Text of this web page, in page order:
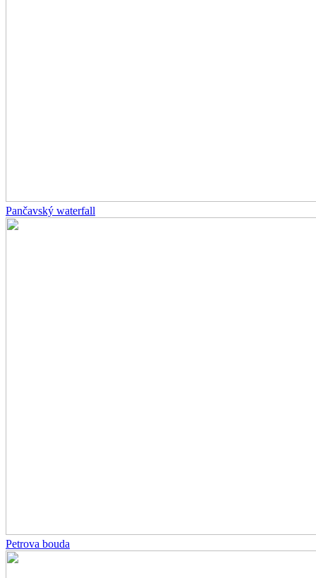
Pančavský waterfall
Petrova bouda